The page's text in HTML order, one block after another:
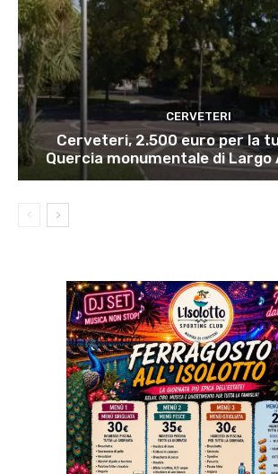
CERVETERI
Cerveteri, 2.500 euro per la
Quercia monumentale di Largo